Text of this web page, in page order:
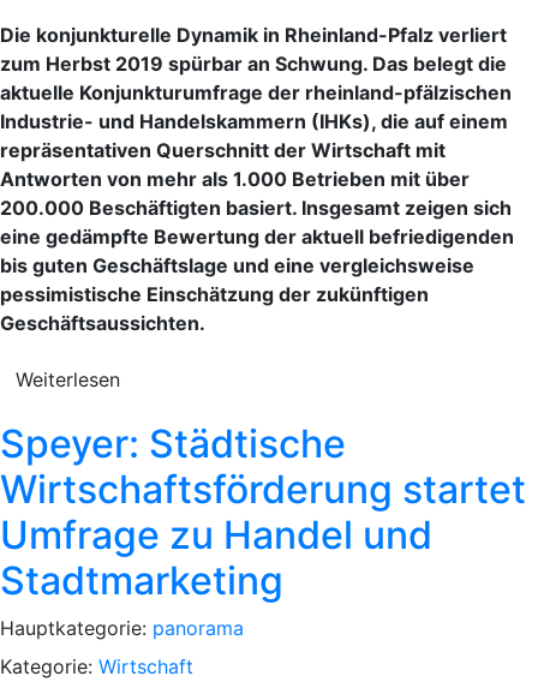
Die konjunkturelle Dynamik in Rheinland-Pfalz verliert
zum Herbst 2019 spürbar an Schwung. Das belegt die
aktuelle Konjunkturumfrage der rheinland-pfälzischen
Industrie- und Handelskammern (IHKs), die auf einem
repräsentativen Querschnitt der Wirtschaft mit
Antworten von mehr als 1.000 Betrieben mit über
200.000 Beschäftigten basiert. Insgesamt zeigen sich
eine gedämpfte Bewertung der aktuell befriedigenden
bis guten Geschäftslage und eine vergleichsweise
pessimistische Einschätzung der zukünftigen
Geschäftsaussichten.
Weiterlesen
Speyer: Städtische
Wirtschaftsförderung startet
Umfrage zu Handel und
Stadtmarketing
Hauptkategorie: panorama
Kategorie: Wirtschaft